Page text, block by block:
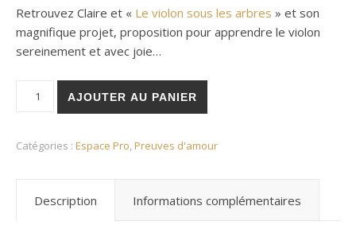
Retrouvez Claire et « Le violon sous les arbres » et son
magnifique projet, proposition pour apprendre le violon
sereinement et avec joie…
quantité de Veilleuse le violon sous les arbres
AJOUTER AU PANIER
Catégories : Espace Pro,Preuves d'amour
Description Informations complémentaires